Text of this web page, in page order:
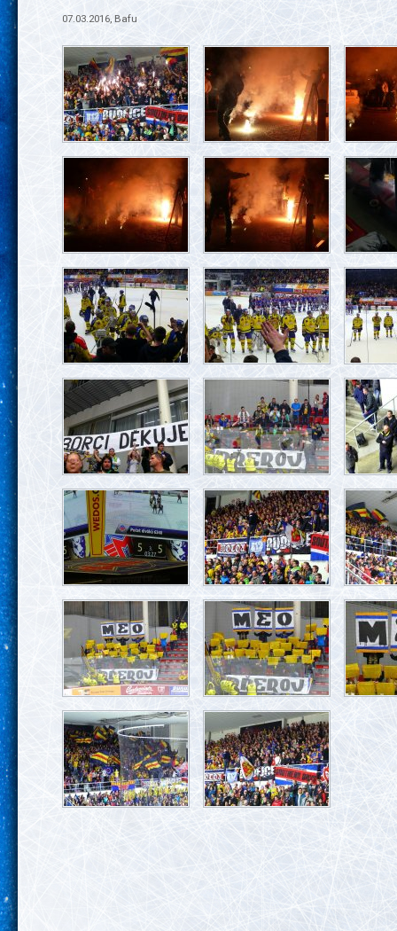
07.03.2016, Bafu